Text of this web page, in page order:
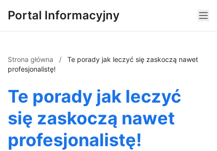
Portal Informacyjny
Strona główna /
Te porady jak leczyć się zaskoczą nawet
profesjonalistę!
Te porady jak leczyć
się zaskoczą nawet
profesjonalistę!